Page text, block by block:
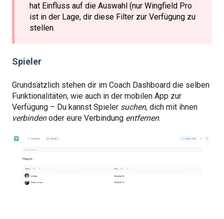
hat Einfluss auf die Auswahl (nur Wingfield Pro
ist in der Lage, dir diese Filter zur Verfügung zu
stellen.
Spieler
Grundsätzlich stehen dir im Coach Dashboard die selben
Funktionalitäten, wie auch in der mobilen App zur
Verfügung – Du kannst Spieler suchen, dich mit ihnen
verbindenoder eure Verbindung entfernen.